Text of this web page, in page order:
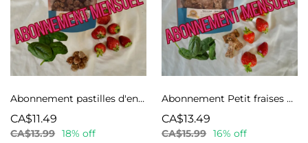
Abonnement pastilles d'entraînement fraises et épinards
CA$11.49
CA$13.99 18% off
Abonnement Petit fraises et épinards
CA$13.49
CA$15.99 16% off